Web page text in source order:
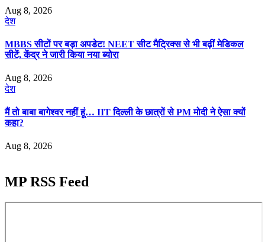
Aug 8, 2026
देश
MBBS सीटों पर बड़ा अपडेट! NEET सीट मैट्रिक्स से भी बढ़ीं मेडिकल
सीटें, केंद्र ने जारी किया नया ब्योरा
Aug 8, 2026
देश
मैं तो बाबा बागेश्वर नहीं हूं… IIT दिल्ली के छात्रों से PM मोदी ने ऐसा क्यों
कहा?
Aug 8, 2026
MP RSS Feed